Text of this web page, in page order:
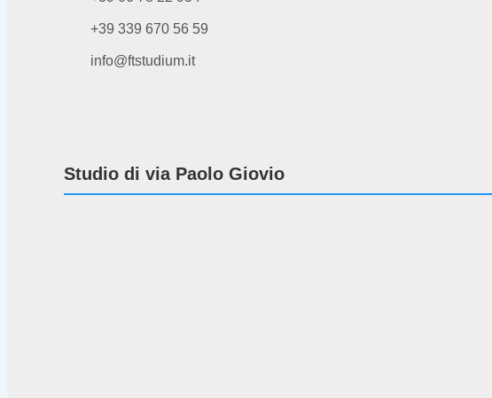
+39 339 670 56 59
info@ftstudium.it
Studio di via Paolo Giovio